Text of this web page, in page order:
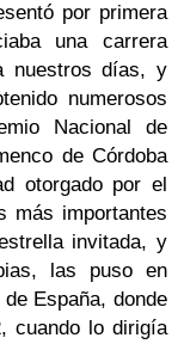
por primera
una carrera
nuestros días, y
numerosos
Nacional de
de Córdoba
otorgado por el
más importantes
invitada, y
las puso en
España, donde
cuando lo dirigía